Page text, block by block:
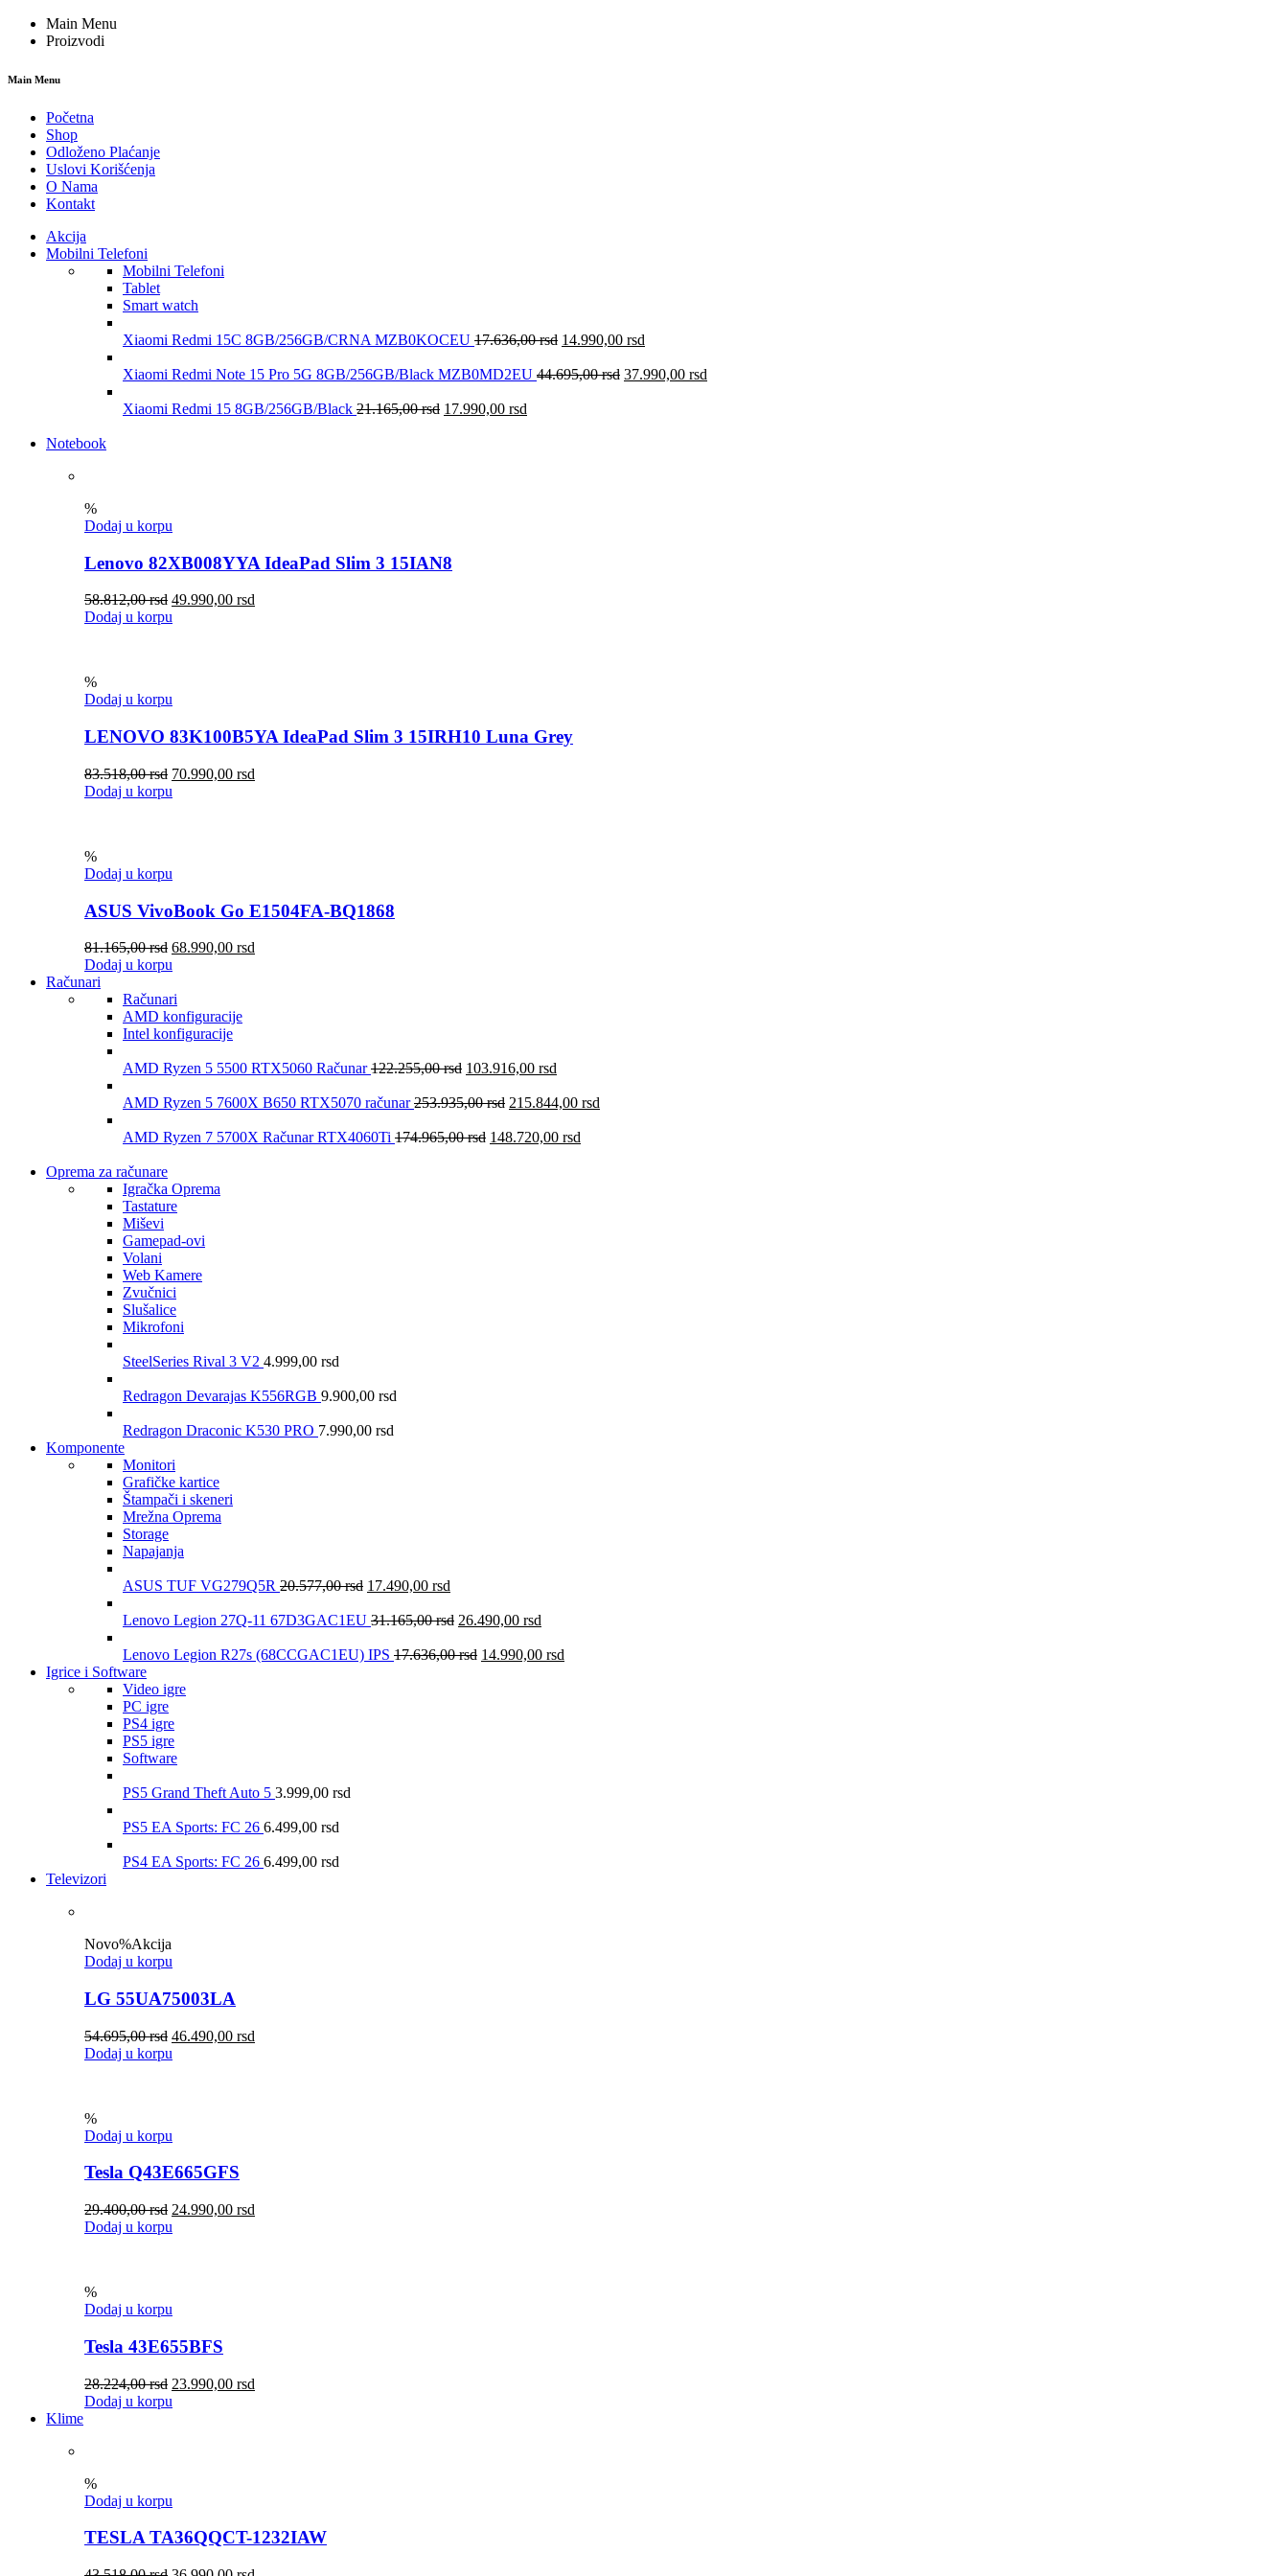
Main Menu
Proizvodi
Main Menu
Početna
Shop
Odloženo Plaćanje
Uslovi Korišćenja
O Nama
Kontakt
Akcija
Mobilni Telefoni
Mobilni Telefoni
Tablet
Smart watch
Xiaomi Redmi 15C 8GB/256GB/CRNA MZB0KOCEU 17.636,00rsd 14.990,00 rsd
Xiaomi Redmi Note 15 Pro 5G 8GB/256GB/Black MZB0MD2EU 44.695,00rsd 37.990,00 rsd
Xiaomi Redmi 15 8GB/256GB/Black 21.165,00rsd 17.990,00 rsd
Notebook
%
Dodaj u korpu
Lenovo 82XB008YYA IdeaPad Slim 3 15IAN8
58.812,00rsd 49.990,00 rsd
Dodaj u korpu
%
Dodaj u korpu
LENOVO 83K100B5YA IdeaPad Slim 3 15IRH10 Luna Grey
83.518,00rsd 70.990,00 rsd
Dodaj u korpu
%
Dodaj u korpu
ASUS VivoBook Go E1504FA-BQ1868
81.165,00rsd 68.990,00 rsd
Dodaj u korpu
Računari
Računari
AMD konfiguracije
Intel konfiguracije
AMD Ryzen 5 5500 RTX5060 Računar122.255,00rsd 103.916,00 rsd
AMD Ryzen 5 7600X B650 RTX5070 računar253.935,00rsd 215.844,00 rsd
AMD Ryzen 7 5700X Računar RTX4060Ti 174.965,00rsd 148.720,00 rsd
Oprema za računare
Igračka Oprema
Tastature
Miševi
Gamepad-ovi
Volani
Web Kamere
Zvučnici
Slušalice
Mikrofoni
SteelSeries Rival 3 V2 4.999,00 rsd
Redragon Devarajas K556RGB 9.900,00 rsd
Redragon Draconic K530 PRO 7.990,00 rsd
Komponente
Monitori
Grafičke kartice
Štampači i skeneri
Mrežna Oprema
Storage
Napajanja
ASUS TUF VG279Q5R 20.577,00rsd 17.490,00 rsd
Lenovo Legion 27Q-11 67D3GAC1EU 31.165,00rsd 26.490,00 rsd
Lenovo Legion R27s (68CCGAC1EU) IPS 17.636,00rsd 14.990,00 rsd
Igrice i Software
Video igre
PC igre
PS4 igre
PS5 igre
Software
PS5 Grand Theft Auto 5 3.999,00 rsd
PS5 EA Sports: FC 26 6.499,00 rsd
PS4 EA Sports: FC 26 6.499,00 rsd
Televizori
Novo%Akcija
Dodaj u korpu
LG 55UA75003LA
54.695,00rsd 46.490,00 rsd
Dodaj u korpu
%
Dodaj u korpu
Tesla Q43E665GFS
29.400,00rsd 24.990,00 rsd
Dodaj u korpu
%
Dodaj u korpu
Tesla 43E655BFS
28.224,00rsd 23.990,00 rsd
Dodaj u korpu
Klime
%
Dodaj u korpu
TESLA TA36QQCT-1232IAW